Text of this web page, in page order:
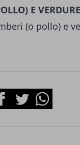
E VERDURE
(o pollo) e
TwitterWhatsapp